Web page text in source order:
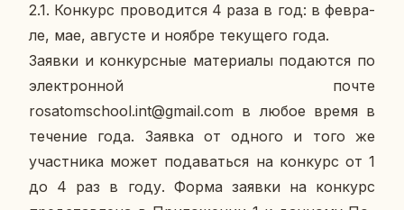
2.1. Кон­курс про­во­дит­ся 4 раза в год: в фев­ра­
ле, мае, ав­гу­сте и ноябре те­ку­ще­го года.
Заявки и кон­курс­ные ма­те­ри­а­лы по­да­ют­ся по
элек­трон­ной почте
rosatomschool.int@gmail.com в любое время в
те­че­ние года. Заявка от одного и того же
участ­ни­ка может по­да­вать­ся на кон­курс от 1
до 4 раз в году. Форма заявки на кон­курс